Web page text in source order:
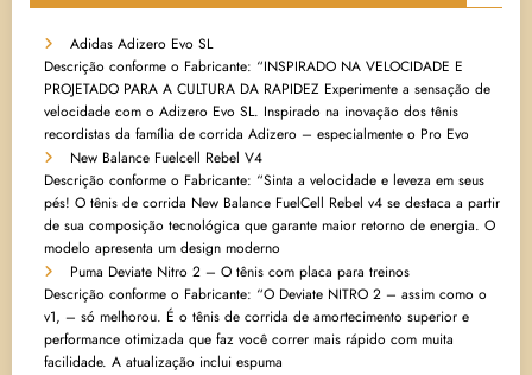
Adidas Adizero Evo SL
Descrição conforme o Fabricante: “INSPIRADO NA VELOCIDADE E
PROJETADO PARA A CULTURA DA RAPIDEZ Experimente a sensação de
velocidade com o Adizero Evo SL. Inspirado na inovação dos tênis
recordistas da família de corrida Adizero – especialmente o Pro Evo
New Balance Fuelcell Rebel V4
Descrição conforme o Fabricante: “Sinta a velocidade e leveza em seus
pés! O tênis de corrida New Balance FuelCell Rebel v4 se destaca a partir
de sua composição tecnológica que garante maior retorno de energia. O
modelo apresenta um design moderno
Puma Deviate Nitro 2 – O tênis com placa para treinos
Descrição conforme o Fabricante: “O Deviate NITRO 2 – assim como o
v1, – só melhorou. É o tênis de corrida de amortecimento superior e
performance otimizada que faz você correr mais rápido com muita
facilidade. A atualização inclui espuma